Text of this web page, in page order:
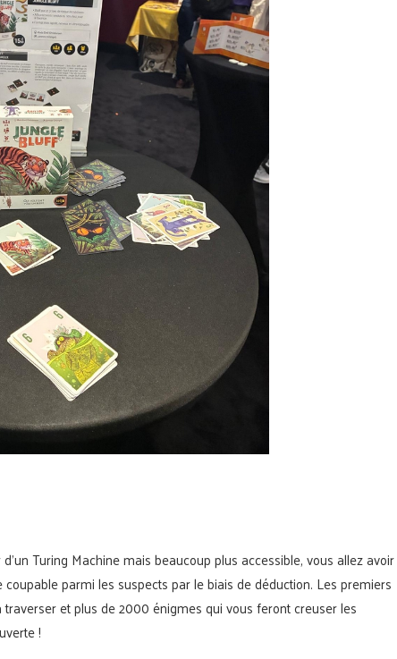
Turing Machine mais beaucoup plus accessible, vous allez avoir
parmi les suspects par le biais de déduction. Les premiers
et plus de 2000 énigmes qui vous feront creuser les
!